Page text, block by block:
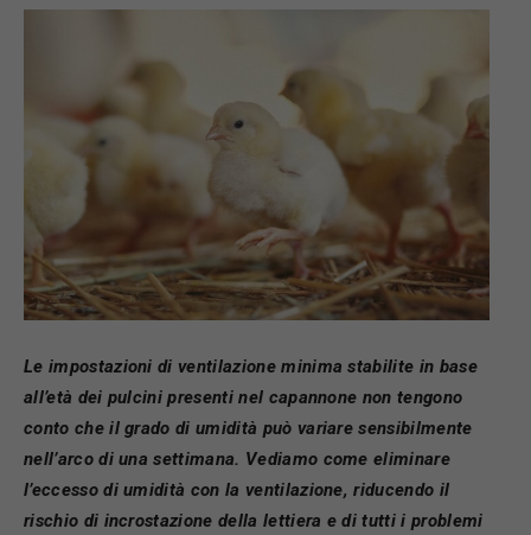
Le impostazioni di ventilazione minima stabilite in base
all’età dei pulcini presenti nel capannone non tengono
conto che il grado di umidità può variare sensibilmente
nell’arco di una settimana. Vediamo come eliminare
l’eccesso di umidità con la ventilazione, riducendo il
rischio di incrostazione della lettiera e di tutti i problemi